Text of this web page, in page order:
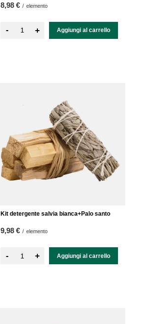
8,98 € / elemento
- + Aggiungi al carrello
Kit detergente salvia bianca+Palo santo
9,98 € / elemento
- + Aggiungi al carrello